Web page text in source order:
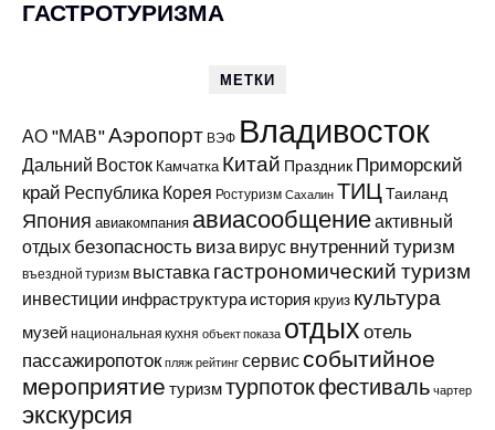
ГАСТРОТУРИЗМА
МЕТКИ
АО "МАВ"Аэропорт ВЭФ Владивосток
Дальний Восток Камчатка Китай Праздник Приморский
край Республика Корея Ростуризм Сахалин ТИЦТаиланд
Япония авиакомпания авиасообщениеактивный
отдых безопасность виза вирус внутренний туризм
въездной туризм выставка гастрономический туризм
инвестиции инфраструктура история круиз культура
музей национальная кухня объект показа отдыхотель
пассажиропоток пляж рейтинг сервис событийное
мероприятие туризмтурпотокфестиваль чартер
экскурсия